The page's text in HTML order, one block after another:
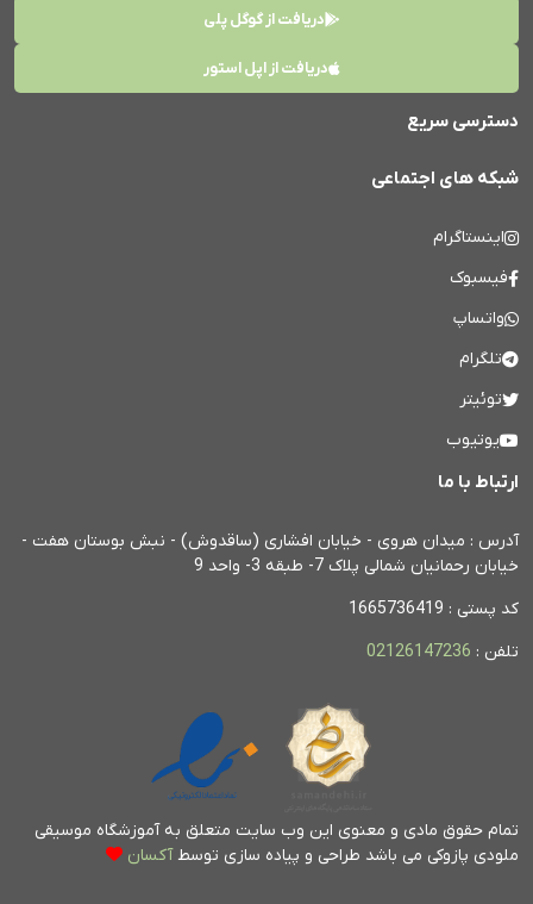
دریافت از گوگل پلی
دریافت از اپل استور
دسترسی سریع
شبکه های اجتماعی
اینستاگرام
فیسبوک
واتساپ
تلگرام
توئیتر
یوتیوب
ارتباط با ما
آدرس : میدان هروی - خیابان افشاری (ساقدوش) - نبش بوستان هفت -
خیابان رحمانیان شمالی پلاک 7- طبقه 3- واحد 9
کد پستی : 1665736419
تلفن : 02126147236
تمام حقوق مادی و معنوی این وب سایت متعلق به آموزشگاه موسیقی
ملودی پازوکی می باشد طراحی و پیاده سازی توسطآکسان